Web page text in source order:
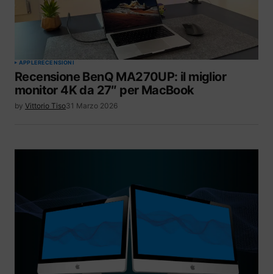
APPLERECENSIONI
Recensione BenQ MA270UP: il miglior
monitor 4K da 27″ per MacBook
by Vittorio Tiso31 Marzo 2026